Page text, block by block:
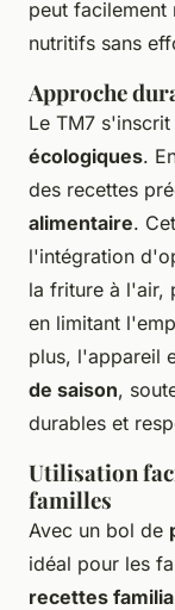
peut facilement
nutritifs sans
Approche
Le TM7
écologiques.
des recettes
alimentaire.
l'intégration
la friture à l'air,
en limitant
plus, l'appareil
de saison,
durables et
Utilisation
familles
Avec un bol de
idéal pour les
recettes